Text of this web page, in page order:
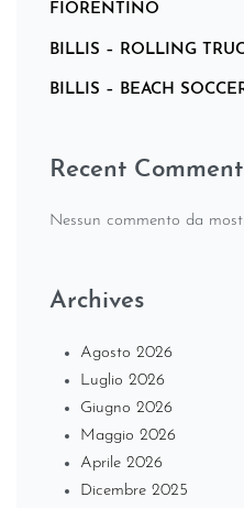
FIORENTINO
BILLIS – ROLLING
BILLIS – BEACH
Recent
Nessun commento da
Archives
Agosto 2026
Luglio 2026
Giugno 2026
Maggio 2026
Aprile 2026
Dicembre 2025